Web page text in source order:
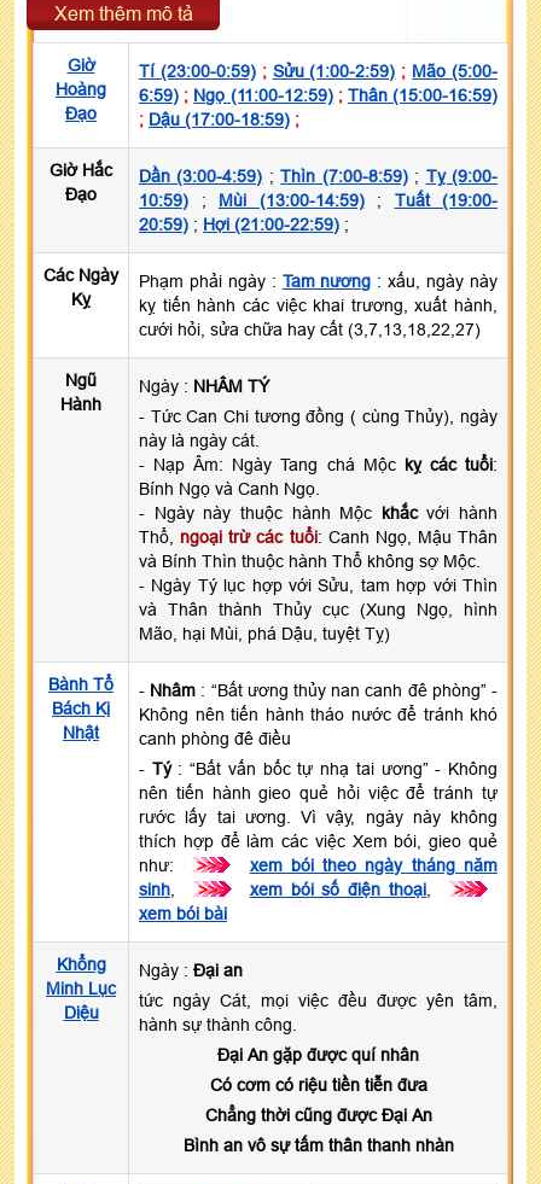
Xem thêm mô tả
Giờ
Hoàng
Đạo
Tí (23:00-0:59); Sửu (1:00-2:59) ; Mão (5:00-
6:59) ; Ngọ (11:00-12:59); Thân (15:00-16:59)
; Dậu (17:00-18:59) ;
Giờ Hắc
Đạo
Dần (3:00-4:59) ;Thìn (7:00-8:59); Tỵ (9:00-
10:59) ; Mùi (13:00-14:59); Tuất (19:00-
20:59) ; Hợi (21:00-22:59) ;
Các Ngày
Kỵ
Phạm phải ngày : Tam nương : xấu, ngày này
kỵ tiến hành các việc khai trương, xuất hành,
cưới hỏi, sửa chữa hay cất (3,7,13,18,22,27)
Ngũ
Hành
Ngày : NHÂM TÝ
- Tức Can Chi tương đồng ( cùng Thủy), ngày
này là ngày cát.
- Nạp Âm: Ngày Tang chá Mộc kỵ các tuổi:
Bính Ngọ và Canh Ngọ.
- Ngày này thuộc hành Mộc khắcvới hành
Thổ, ngoại trừ các tuổi: Canh Ngọ, Mậu Thân
và Bính Thìn thuộc hành Thổ không sợ Mộc.
- Ngày Tý lục hợp với Sửu, tam hợp với Thìn
và Thân thành Thủy cục (Xung Ngọ, hình
Mão, hại Mùi, phá Dậu, tuyệt Tỵ)
Bành Tổ
Bách Kị
Nhật
- Nhâm : “Bất ương thủy nan canh đê phòng” -
Không nên tiến hành tháo nước để tránh khó
canh phòng đê điều
- Tý: “Bất vấn bốc tự nhạ tai ương” - Không
nên tiến hành gieo quẻ hỏi việc để tránh tự
rước lấy tai ương. Vì vậy, ngày này không
thích hợp để làm các việc Xem bói, gieo quẻ
như:
>>>
xem bói theo ngày tháng năm
sinh
>>> xem bói số điện thoại
>>>
xem bói bài
Khổng
Minh Lục
Diệu
Ngày : Đại an
tức ngày Cát, mọi việc đều được yên tâm,
hành sự thành công.
Đại An gặp được quí nhân
Có cơm có riệu tiền tiễn đưa
Chẳng thời cũng được Đại An
Bình an vô sự tấm thân thanh nhàn